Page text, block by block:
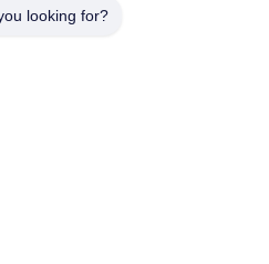
looking for?